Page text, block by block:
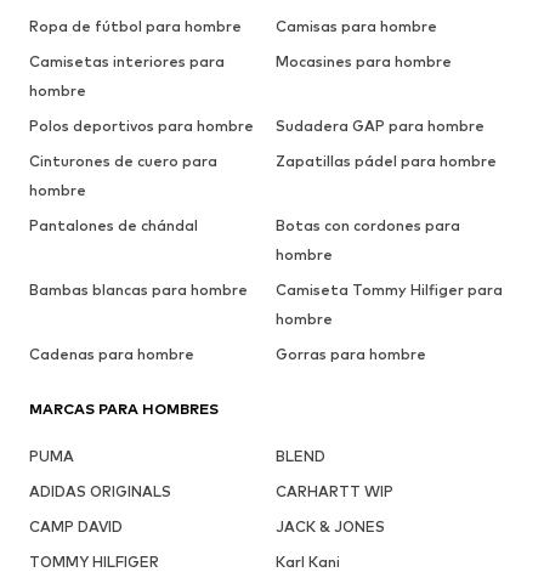
Ropa de fútbol para hombre
Camisas para hombre
Camisetas interiores para
hombre
Mocasines para hombre
Polos deportivos para hombre
Sudadera GAP para hombre
Cinturones de cuero para
hombre
Zapatillas pádel para hombre
Pantalones de chándal
Botas con cordones para
hombre
Bambas blancas para hombre
Camiseta Tommy Hilfiger para
hombre
Cadenas para hombre
Gorras para hombre
MARCAS PARA HOMBRES
PUMA
BLEND
ADIDAS ORIGINALS
CARHARTT WIP
CAMP DAVID
JACK & JONES
TOMMY HILFIGER
Karl Kani